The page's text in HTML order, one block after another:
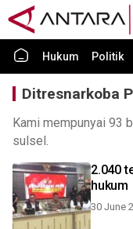
Hukum Politik
Ditresnarkoba
Kami mempunyai 93
sulsel.
2.040
hukum
30 June